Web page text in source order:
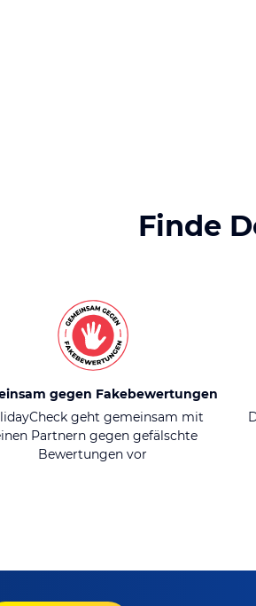
Finde
gegen Fakebewertungen
geht gemeinsam mit
Partnern gegen gefälschte
Bewertungen vor